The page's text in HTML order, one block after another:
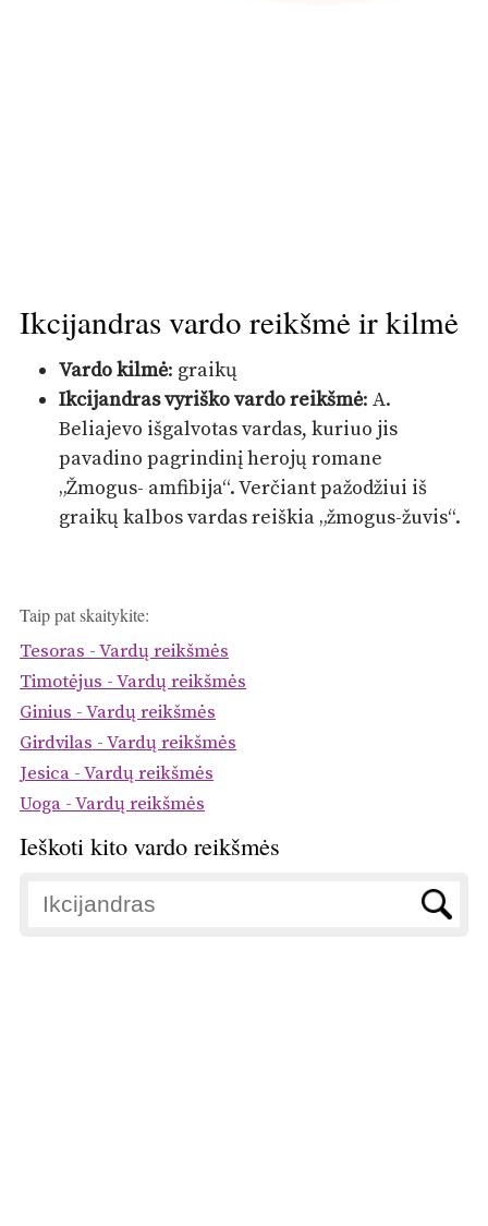
Ikcijandras vardo reikšmė ir kilmė
Vardo kilmė: graikų
Ikcijandras vyriško vardo reikšmė: A.
Beliajevo išgalvotas vardas, kuriuo jis
pavadino pagrindinį herojų romane
„Žmogus- amfibija“. Verčiant pažodžiui iš
graikų kalbos vardas reiškia „žmogus-žuvis“.
Taip pat skaitykite:
Tesoras - Vardų reikšmės
Timotėjus - Vardų reikšmės
Ginius - Vardų reikšmės
Girdvilas - Vardų reikšmės
Jesica - Vardų reikšmės
Uoga - Vardų reikšmės
Ieškoti kito vardo reikšmės